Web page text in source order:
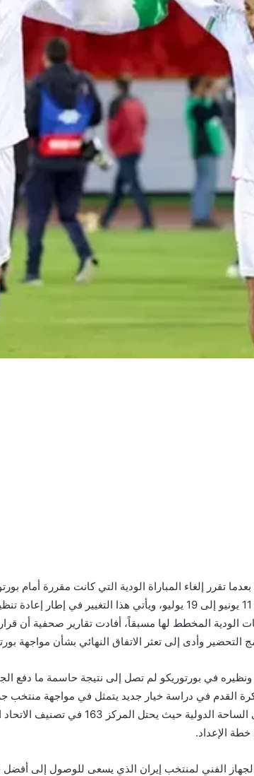
لبطولة كأس العالم 2026 تطوراً غير متوقع بعدما تقرر إلغاء المباراة الودية
المونديال الذي تستضيفه الولايات المتحدة وكندا والمكسيك خلال الفترة من 11 يونيو
الودية المخطط لها مسبقاً، أفادت تقارير صحفية أن
وأدى إلى تعثر الاتفاق النهائي بشأن مواجهة
ونظيره في بورتوريكو لم تصل إلى نتيجة حاسمة ما دفع
القدم في دراسة خيار جديد يتمثل في مواجهة منتخب
داخل الأراضي المكسيكية، ويُعد منتخب جرينادا من
خطة الإعداد.
الفني لمنتخب إيران الذي يسعى للوصول إلى أفضل